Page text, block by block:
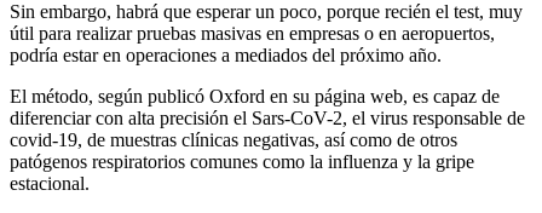
Sin embargo, habrá que esperar un poco, porque recién el test, muy
útil para realizar pruebas masivas en empresas o en aeropuertos,
podría estar en operaciones a mediados del próximo año.
El método, según publicó Oxford en su página web, es capaz de
diferenciar con alta precisión el Sars-CoV-2, el virus responsable de
covid-19, de muestras clínicas negativas, así como de otros
patógenos respiratorios comunes como la influenza y la gripe
estacional.